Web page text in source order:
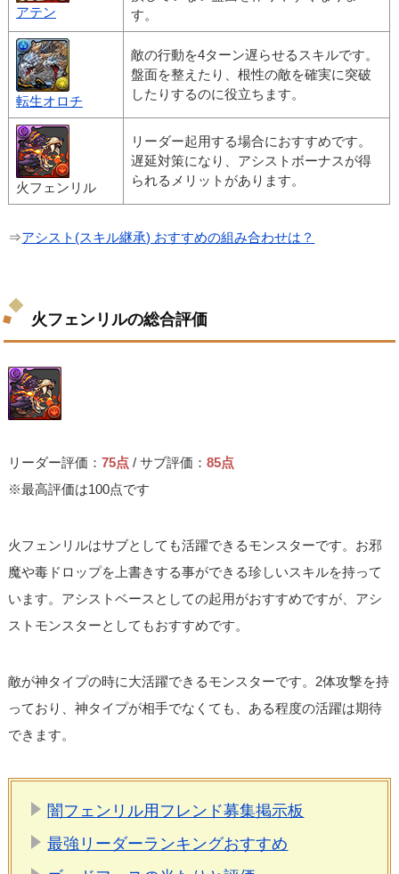
アテン
す。
転生オロチ
敵の行動を4ターン遅らせるスキルです。
盤面を整えたり、根性の敵を確実に突破
したりするのに役立ちます。
火フェンリル
リーダー起用する場合におすすめです。
遅延対策になり、アシストボーナスが得
られるメリットがあります。
⇒アシスト(スキル継承) おすすめの組み合わせは？
火フェンリルの総合評価
リーダー評価：75点 / サブ評価：85点
※最高評価は100点です
火フェンリルはサブとしても活躍できるモンスターです。お邪
魔や毒ドロップを上書きする事ができる珍しいスキルを持って
います。アシストベースとしての起用がおすすめですが、アシ
ストモンスターとしてもおすすめです。
敵が神タイプの時に大活躍できるモンスターです。2体攻撃を持
っており、神タイプが相手でなくても、ある程度の活躍は期待
できます。
闇フェンリル用フレンド募集掲示板
最強リーダーランキングおすすめ